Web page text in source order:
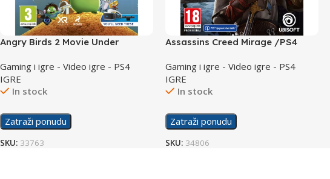
Angry Birds 2 Movie Under
Gaming i igre - Video igre - PS4
IGRE
In stock
Zatraži ponudu
SKU: 33763
Assassins Creed Mirage /PS4
Gaming i igre - Video igre - PS4
IGRE
In stock
Zatraži ponudu
SKU: 34806